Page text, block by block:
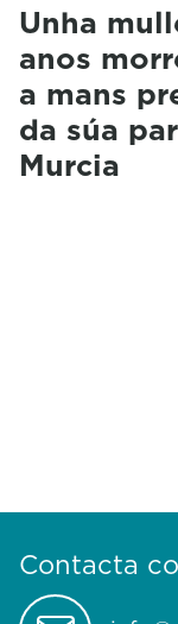
Unha
anos
a mans
da súa
Murcia
Contacta